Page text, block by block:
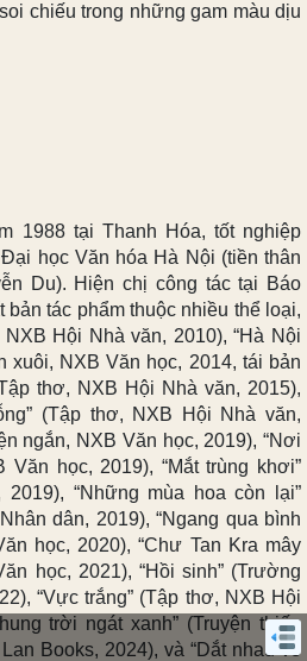
chiếu trong những gam màu dịu
1988 tại Thanh Hóa, tốt nghiệp
học Văn hóa Hà Nội (tiền thân
Du). Hiện chị công tác tại Báo
bản tác phẩm thuộc nhiều thể loại,
NXB Hội Nhà văn, 2010), “Hà Nội
xuôi, NXB Văn học, 2014, tái bản
thơ, NXB Hội Nhà văn, 2015),
(Tập thơ, NXB Hội Nhà văn,
ngắn, NXB Văn học, 2019), “Nơi
Văn học, 2019), “Mắt trùng khơi”
“Những mùa hoa còn lại”
dân, 2019), “Ngang qua bình
học, 2020), “Chư Tan Kra mây
học, 2021), “Hồi sinh” (Trường
“Vực trắng” (Tập thơ, NXB Hội
trời ngát xanh” (Truyện thiếu
Books, 2024), và “Dắt nhau về